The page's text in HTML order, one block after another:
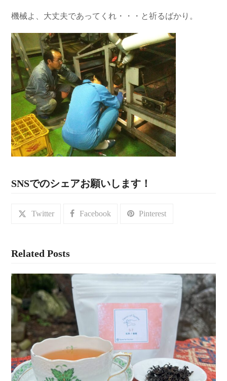
機械よ、大丈夫であってくれ・・・と祈るばかり。
SNSでのシェアお願いします！
Twitter Facebook Pinterest
Related Posts